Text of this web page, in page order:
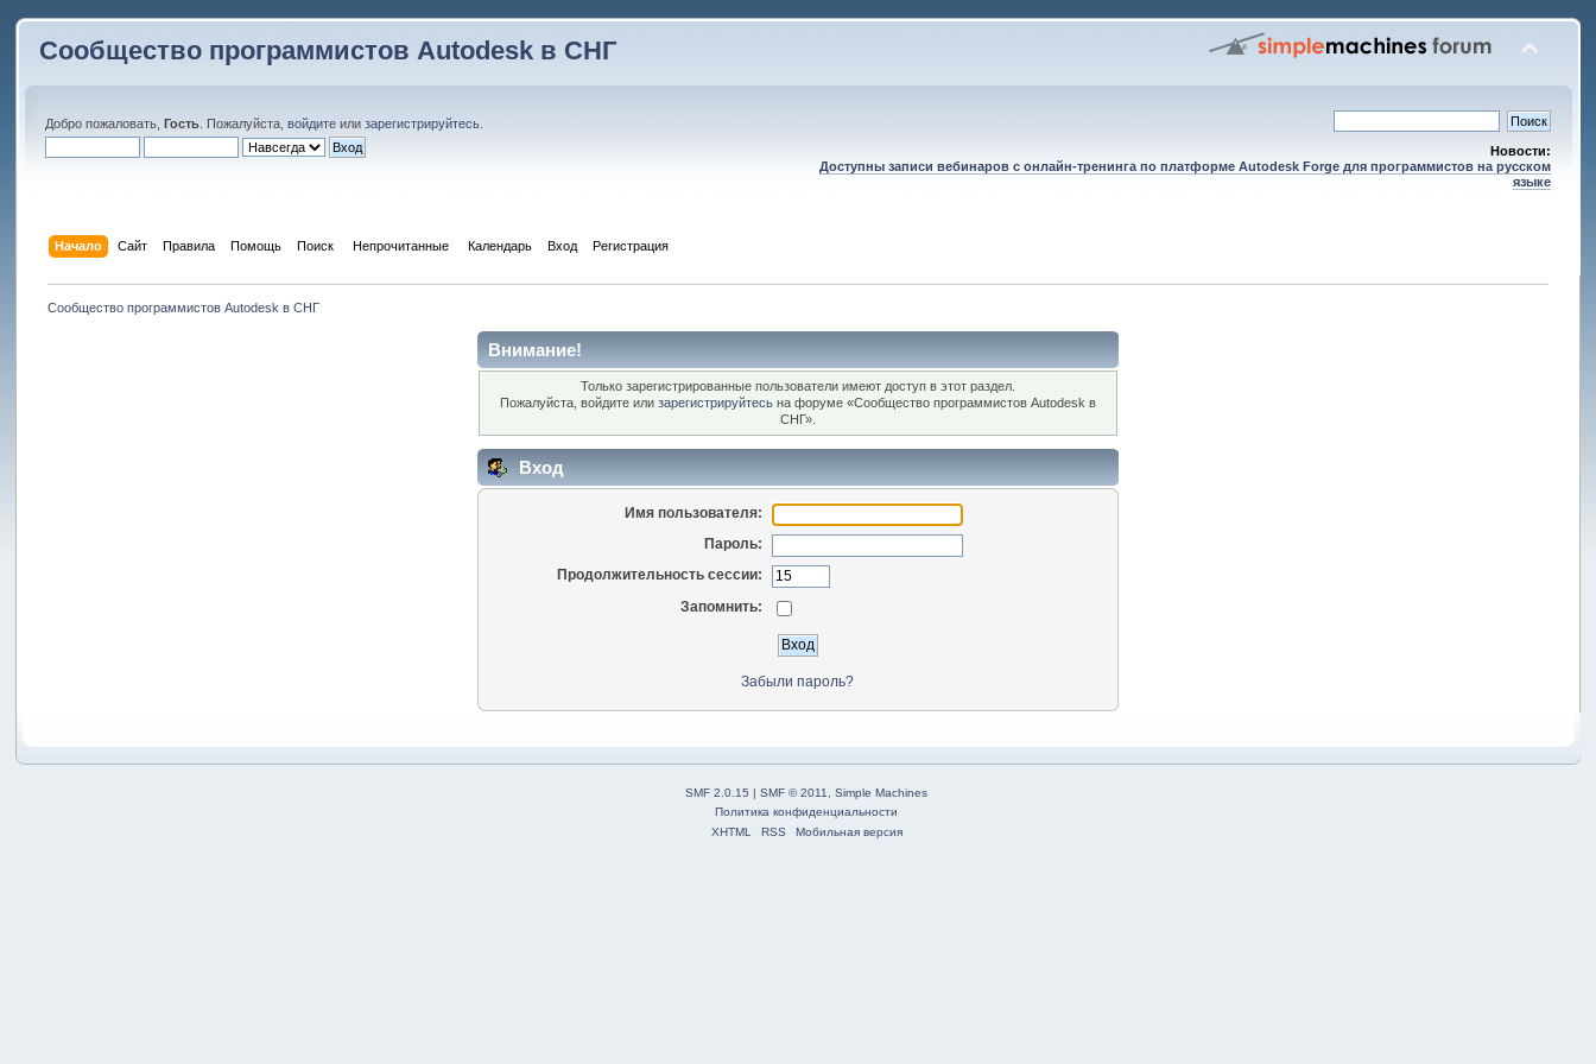
Сообщество программистов Autodesk в СНГ
Добро пожаловать,Гость . Пожалуйста,войдите илизарегистрируйтесь
Новости:
Доступны записи вебинаров с онлайн-тренинга по платформе Autodesk Forge для программистов на русском
языке
Начало Сайт Правила Помощь Поиск Непрочитанные Календарь Вход Регистрация
Сообщество программистов Autodesk в СНГ
Внимание!
Только зарегистрированные пользователи имеют доступ в этот раздел.
Пожалуйста, войдите или зарегистрируйтесьна форуме «Сообщество программистов Autodesk в
СНГ».
Вход
Имя пользователя:
Пароль:
Продолжительность сессии:
Запомнить:
Забыли пароль?
SMF 2.0.15 |SMF © 2011 ,Simple Machines
Политика конфиденциальности
XHTML
RSS Мобильная версия